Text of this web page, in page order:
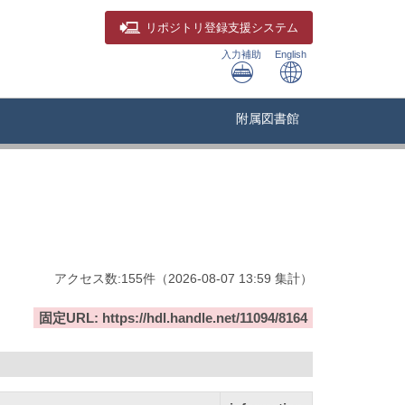
リポジトリ 登録支援システム
入力補助 English
附属図書館
アクセス数:155件 （2026-08-07 13:59 集計）
固定URL: https://hdl.handle.net/11094/8164